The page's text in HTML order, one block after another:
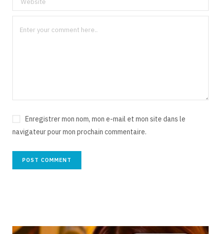
Enregistrer mon nom, mon e-mail et mon site dans le
navigateur pour mon prochain commentaire.